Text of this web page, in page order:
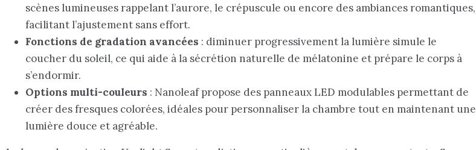
scènes lumineuses rappelant l’aurore, le crépuscule ou encore des ambiances romantiques,
facilitant l’ajustement sans effort.
Fonctions de gradation avancées : diminuer progressivement la lumière simule le
coucher du soleil, ce qui aide à la sécrétion naturelle de mélatonine et prépare le corps à
s’endormir.
Options multi-couleurs : Nanoleaf propose des panneaux LED modulables permettant de
créer des fresques colorées, idéales pour personnaliser la chambre tout en maintenant une
lumière douce et agréable.